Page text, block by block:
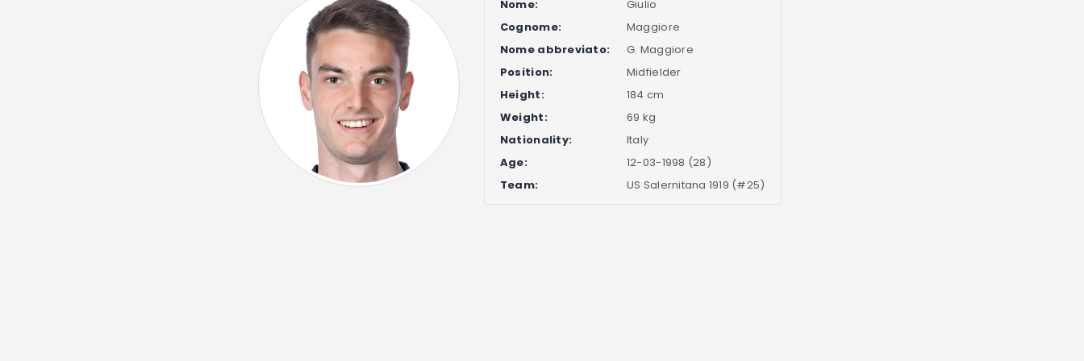
Nome:
Giulio
Cognome:
Maggiore
Nome abbreviato:
G. Maggiore
Position:
Midfielder
Height:
184 cm
Weight:
69 kg
Nationality:
Italy
Age:
12-03-1998 (28)
Team:
US Salernitana 1919 (#25)